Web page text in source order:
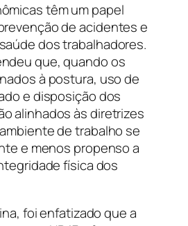
têm um papel
de acidentes e
dos trabalhadores.
que, quando os
à postura, uso de
e disposição dos
alinhados às diretrizes
de trabalho se
e menos propenso a
física dos
foi enfatizado que a